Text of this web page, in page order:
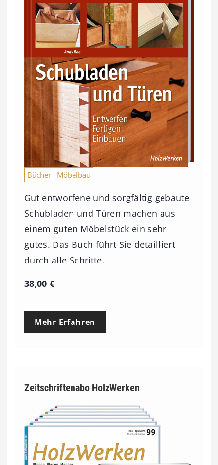
Bücher Möbelbau
Gut entworfene und sorgfältig gebaute
Schubladen und Türen machen aus
einem guten Möbelstück ein sehr
gutes. Das Buch führt Sie detailliert
durch alle Schritte.
38,00€
Mehr Erfahren
Zeitschriftenabo HolzWerken